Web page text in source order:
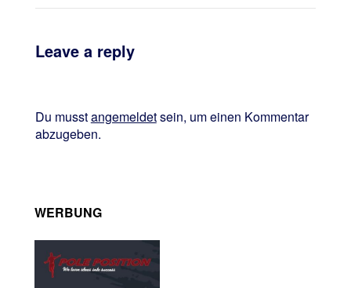
Leave a reply
Du musstangemeldetsein, um einen Kommentar
abzugeben.
WERBUNG